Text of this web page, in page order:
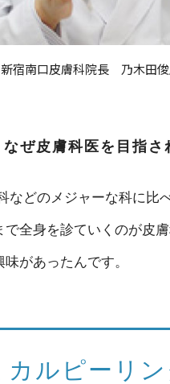
新宿南口皮膚科院長 乃木田
ぜ皮膚科医を目指さ
などのメジャーな科に比
全身を診ていくのが皮
があったんです。
カルピーリ